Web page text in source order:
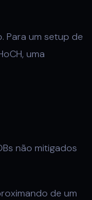
Para um setup de
uma
não mitigados
de um